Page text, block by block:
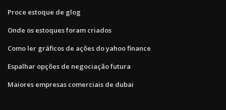
Proce estoque de glog
Onde os estoques foram criados
Como ler gráficos de ações do yahoo finance
Espalhar opções de negociação futura
Maiores empresas comerciais de dubai